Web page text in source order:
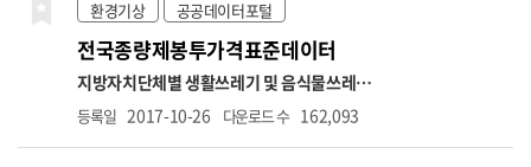
합니다.
류 : 표준산업분류 기반 업종분류
계: 대분류(10개), 중분류(75개), 소분류(247
개)3. 표준산업분류 : 10차-표준산업분류는 업
종분류 정제에 따라 상권업종분류 연계표와 상
이할 수 있음자세한 사항은 소상공인 365 공지
사항에서 확인하시기 바랍니
다.https://bigdata.sbiz.or.kr/#/notice/267352041576902656
환경기상 공공데이터포털
전국종량제봉투가격표준데이터
지방자치단체별 생활쓰레기 및 음식물쓰레기
종량제 봉투 가격에 대한 정보 *항목명: 시도명,
시군구명,종량제봉투종류,종량제봉투처리방
등록일 2017-10-26 다운로드 수 162,093